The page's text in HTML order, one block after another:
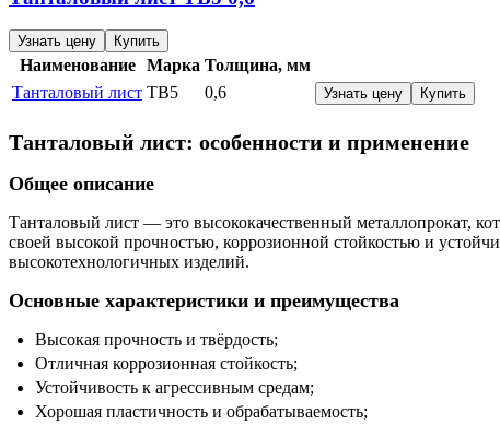
Узнать цену Купить
Наименование Марка Толщина, мм
Танталовый лист ТВ5 0,6 Узнать цену Купить
Танталовый лист: особенности и применение
Общее описание
Танталовый лист — это высококачественный металлопрокат,
своей высокой прочностью, коррозионной стойкостью и
высокотехнологичных изделий.
Основные характеристики и преимущества
Высокая прочность и твёрдость;
Отличная коррозионная стойкость;
Устойчивость к агрессивным средам;
Хорошая пластичность и обрабатываемость;